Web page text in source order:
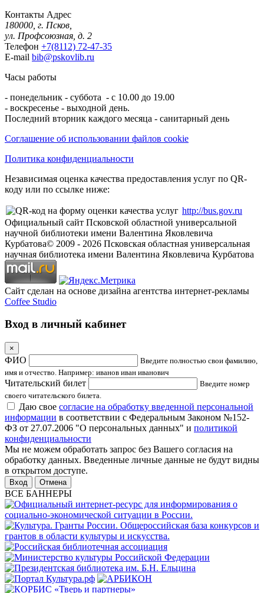
Контакты Адрес
180000, г. Псков,
ул. Профсоюзная, д. 2
Телефон +7(8112) 72-47-35
E-mail bib@pskovlib.ru
Часы работы
- понедельник - суббота - с 10.00 до 19.00
- воскресенье - выходной день.
Последний вторник каждого месяца - санитарный день
Соглашение об использовании файлов cookie
Политика конфиденциальности
Независимая оценка качества предоставления услуг по QR-
коду или по ссылке ниже:
http://bus.gov.ru
Официальный сайт Псковской областной универсальной
научной библиотеки имени Валентина Яковлевича
Курбатова© 2009 - 2026 Псковская областная универсальная
научная библиотека имени Валентина Яковлевича Курбатова
Сайт сделан на основе дизайна агентства интернет-рекламы
Coffee Studio
Вход в личный кабинет
×
ФИО
Введите полностью свои фамилию,
имя и отчество. Например: иванов иван иванович
Читательский билет
Введите номер
своего читательского билета.
Даю свое согласие на обработку введенной персональной
информации в соответствии с Федеральным Законом №152-
ФЗ от 27.07.2006 "О персональных данных" и политикой
конфиденциальности
Мы не можем обработать запрос без Вашего согласия на
обработку данных. Введенные личные данные не будут видны
в открытом доступе.
Отмена
ВСЕ БАННЕРЫ